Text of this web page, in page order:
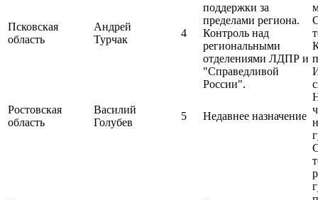
Псковская
область
Андрей
Турчак
4
поддержки за
пределами региона.
Контроль над
региональными
отделениями ЛДПР и
"Справедливой
России".
Ростовская
область
Василий
Голубев
5 Недавнее назначение